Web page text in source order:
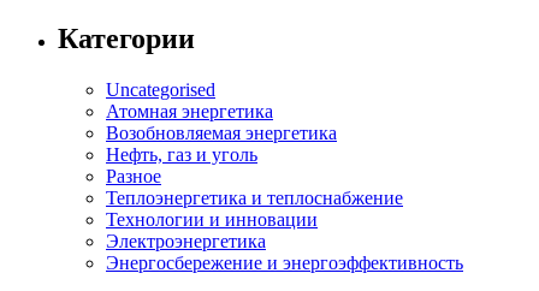
Категории
Uncategorised
Атомная энергетика
Возобновляемая энергетика
Нефть, газ и уголь
Разное
Теплоэнергетика и теплоснабжение
Технологии и инновации
Электроэнергетика
Энергосбережение и энергоэффективность